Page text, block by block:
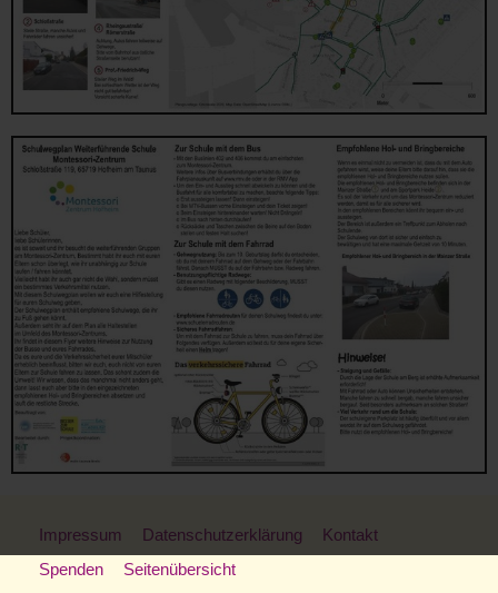
Impressum Datenschutzerklärung
Kontakt
Spenden
Seitenübersicht